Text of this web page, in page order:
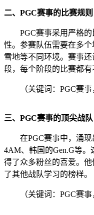
二、PGC赛事的比赛规则
PGC赛事采用严格
性。参赛队伍需要在多个
雪地等不同环境。赛事
段，每个阶段的比赛都有
（关键词：PGC赛
三、PGC赛事的顶尖战队
在PGC赛事中，涌
4AM、韩国的Gen.G等
得了众多粉丝的喜爱。
了其他战队学习的榜样。
（关键词：PGC赛